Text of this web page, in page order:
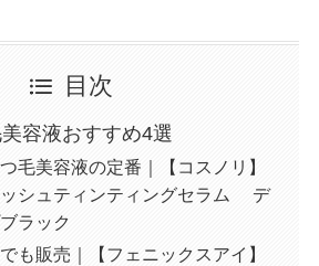
目次
容液おすすめ4選
毛美容液の定番｜【コスノリ】
シュティンティングセラム デ
ラック
も販売｜【フェニックスアイ】